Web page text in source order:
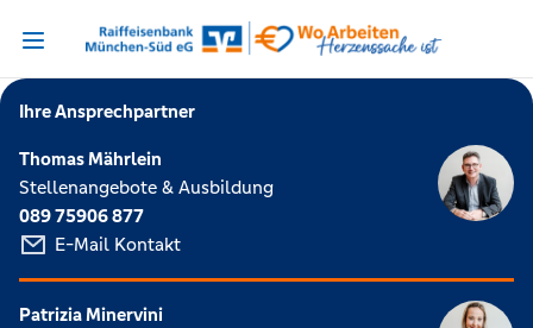
Ihre Ansprechpartner
Thomas Mährlein
Stellenangebote & Ausbildung
089 75906 877
E-Mail Kontakt
Patrizia Minervini